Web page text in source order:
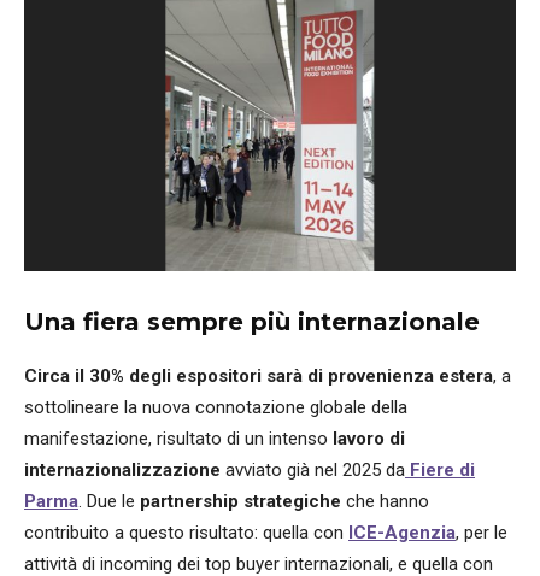
Una fiera sempre più internazionale
Circa il 30% degli espositori sarà di provenienza estera, a
sottolineare la nuova connotazione globale della
manifestazione, risultato di un intenso lavoro di
internazionalizzazione avviato già nel 2025 da Fiere di
Parma. Due le partnership strategiche che hanno
contribuito a questo risultato: quella con ICE-Agenzia, per le
attività di incoming dei top buyer internazionali, e quella con